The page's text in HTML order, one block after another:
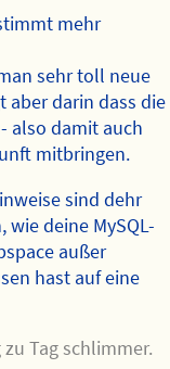
mehr
sehr toll neue
aber darin dass die
also damit auch
mitbringen.
sind dehr
deine MySQL-
außer
hast auf eine
Tag schlimmer.